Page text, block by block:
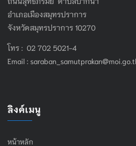
อำเภอเมืองสมุทรปราการ
จังหวัดสมุทรปราการ 10270
โทร : 02 702 5021-4
Email :
ลิงค์เมนู
หน้าหลัก